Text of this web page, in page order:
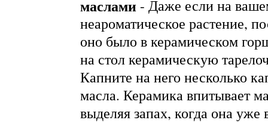
маслами - Даже если на
неароматическое растение,
оно было в керамическом
на стол керамическую
Капните на него несколько
масла. Керамика впитывает
выделяя запах, когда она уже